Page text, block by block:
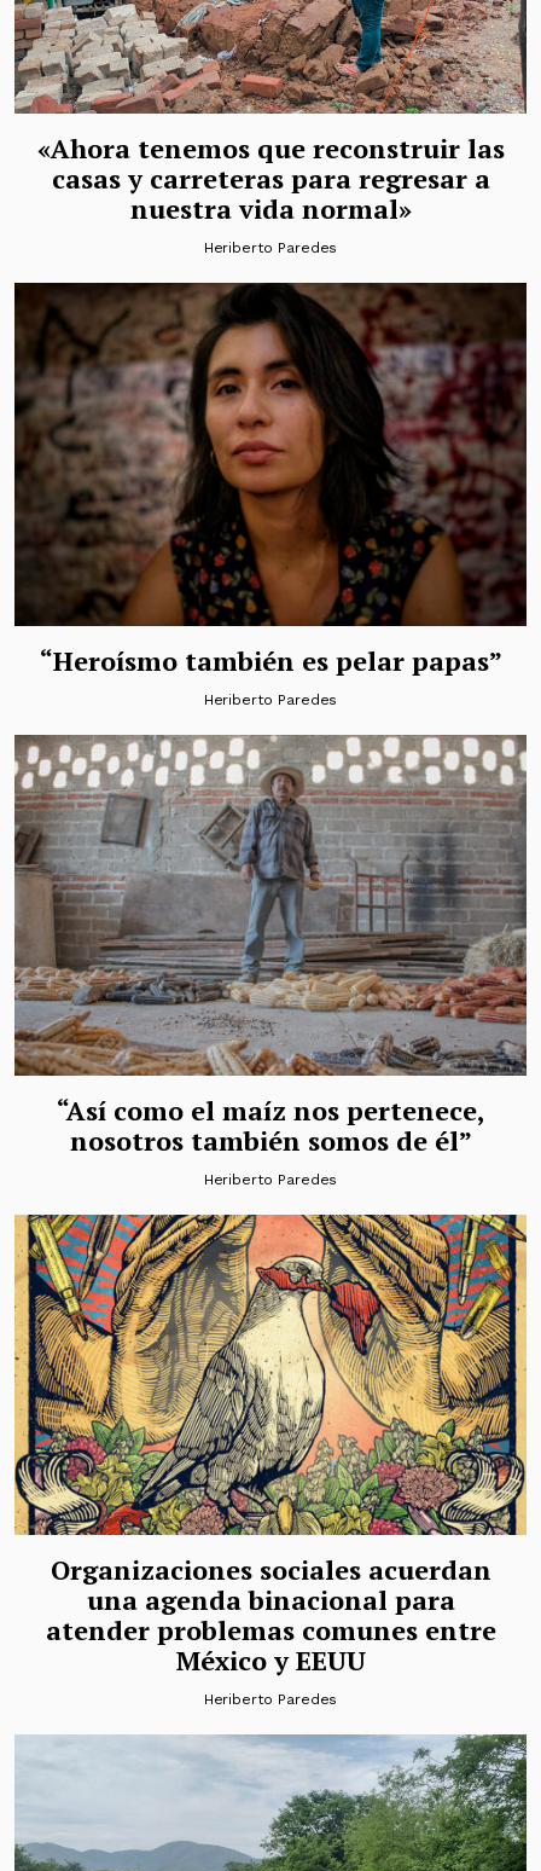
«Ahora tenemos que reconstruir las
casas y carreteras para regresar a
nuestra vida normal»
Heriberto Paredes
“Heroísmo también es pelar papas”
Heriberto Paredes
“Así como el maíz nos pertenece,
nosotros también somos de él”
Heriberto Paredes
Organizaciones sociales acuerdan
una agenda binacional para
atender problemas comunes entre
México y EEUU
Heriberto Paredes